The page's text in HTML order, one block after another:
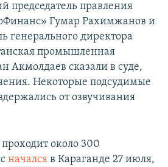
правления
Гумар Рахимжанов и
генерального директора
промышленная
Акмолдаев сказали в суде,
Некоторые подсудимые
от озвучивания
около 300
начался в Караганде 27 июля,